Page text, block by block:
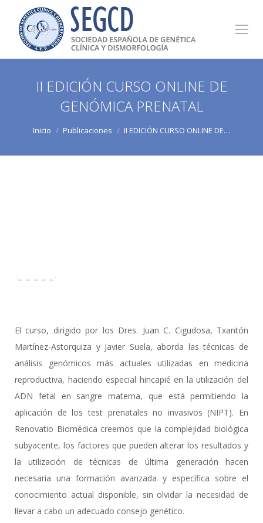
II EDICIÓN CURSO ONLINE DE
GENÓMICA PRENATAL
Estás aquí:
Inicio Publicaciones II EDICIÓN CURSO ONLINE DE…
El curso, dirigido por los Dres. Juan C. Cigudosa, Txantón
Martínez-Astorquiza y Javier Suela, aborda las técnicas de
análisis genómicos más actuales utilizadas en medicina
reproductiva, haciendo especial hincapié en la utilización del
ADN fetal en sangre materna, que está permitiendo la
aplicación de los test prenatales no invasivos (NIPT). En
Renovatio Biomédica creemos que la complejidad biológica
subyacente, los factores que pueden alterar los resultados y
la utilización de técnicas de última generación hacen
necesaria una formación avanzada y específica sobre el
conocimiento actual disponible, sin olvidar la necesidad de
llevar a cabo un adecuado consejo genético.